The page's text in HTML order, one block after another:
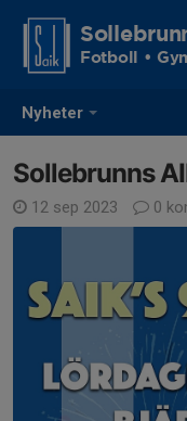
Nyheter
Fotboll •
Sollebrunns
12 sep 2023 0